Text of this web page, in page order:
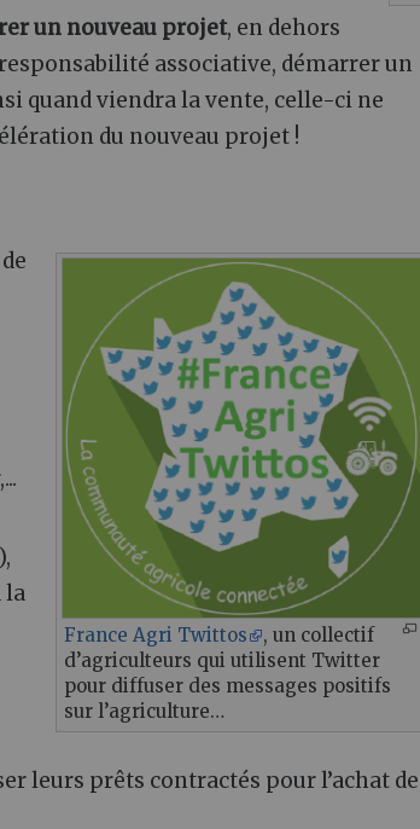
un nouveau projet, en dehors
associative, démarrer un
quand viendra la vente, celle-ci ne
du nouveau projet !
France Agri Twittos
, un collectif
d’agriculteurs qui utilisent Twitter
pour diffuser des messages positifs
sur l’agriculture…
la
leurs prêts contractés pour l’achat de